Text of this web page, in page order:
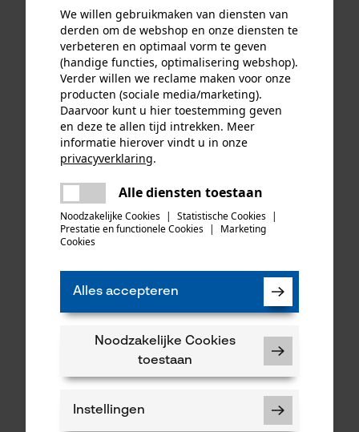
en 4 zaagkettingen 325", 1.6
mm, 45 cm
93,73 €* 12,90 €*
KOX zaagkettingen half
haaks 325", 1.6 mm, 74
aandrijfschakels, 3 stuks
tanden incl. aandrijfring bijv.
geschikt voor Husqvarna
We willen gebruikmaken van diensten van
derden om de webshop en onze diensten te
verbeteren en optimaal vorm te geven
(handige functies, optimalisering webshop).
Verder willen we reclame maken voor onze
producten (sociale media/marketing).
Daarvoor kunt u hier toestemming geven
en deze te allen tijd intrekken. Meer
informatie hierover vindt u in onze
privacyverklaring.
Alle diensten toestaan
Noodzakelijke Cookies | Statistische Cookies |
Prestatie en functionele Cookies |
Marketing
Cookies
Alles accepteren
Noodzakelijke Cookies
toestaan
Instellingen
Er is een fout opgetreden. Gelieve
het opnieuw te proberen.
delen
mail